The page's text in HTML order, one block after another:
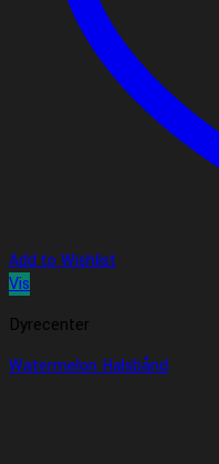
Add to Wishlist
Vis
Dyrecenter
Watermelon Halsbånd